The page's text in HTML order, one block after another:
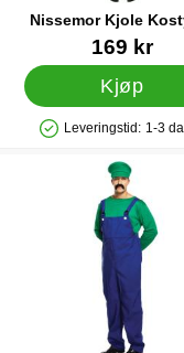
Nissemor Kjole
Varenummer 89081
169 kr
Kjøp
Produkttilgjengelighet:
Leveringstid: 1-3
Merk rørlegger